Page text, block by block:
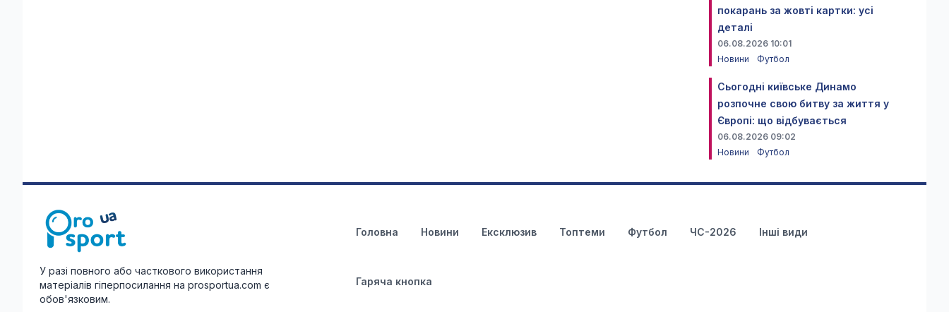
покарань за жовті картки: усі
деталі
06.08.2026 10:01
Новини
Футбол
Сьогодні київське Динамо
розпочне свою битву за життя у
Європі: що відбувається
06.08.2026 09:02
Новини
Футбол
У разі повного або часткового використання
матеріалів гіперпосилання на prosportua.com є
обов'язковим.
Головна Новини Ексклюзив Топтеми Футбол ЧС-2026 Інші види
Гаряча кнопка